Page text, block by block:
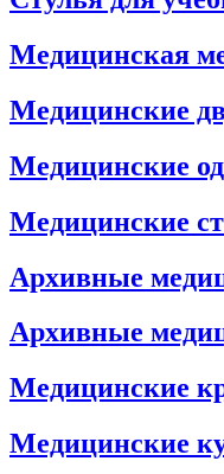
Медицинская
Медицинские
Медицинские
Медицинские
Архивные
Архивные
Медицинские
Медицинские